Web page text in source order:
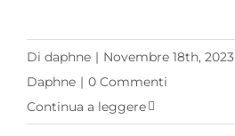
Di daphne | Novembre 18th, 2023
Daphne | 0 Commenti
Continua a leggere